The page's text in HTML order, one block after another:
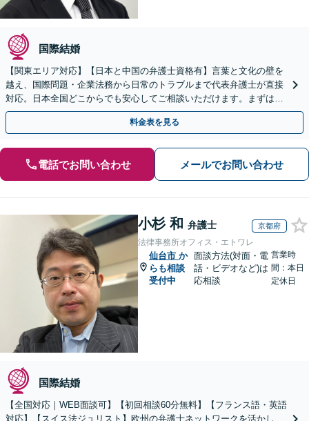
国際結婚
【関東エリア対応】【日本と中国の弁護士資格有】言葉と文化の壁を
越え、国際問題・企業法務から日常のトラブルまで代表弁護士が直接
対応。日本全国どこからでも安心してご相談いただけます。まずは一
歩を踏み出してみませんか。【初回相談無料】
料金表を見る
電話でお問い合わせ メールでお問い合わせ
小杉 和 弁護士 京都府
法律事務所オフィス・エトワレ
仙台市 か
らも相談
受付中
面談方法(対面・電
話・ビデオなど)は
応相談
営業時
間：本日
定休日
国際結婚
【全国対応｜WEB面談可】【初回相談60分無料】【フランス語・英語
対応】【スイス法ジュリスト】欧州の弁護士ネットワークを活かし、